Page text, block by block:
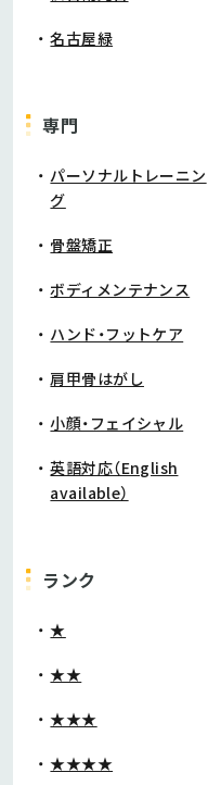
名古屋緑
専門
パーソナルトレーニン
グ
骨盤矯正
ボディメンテナンス
ハンド・フットケア
肩甲骨はがし
小顔・フェイシャル
英語対応（English
available）
ランク
★
★★
★★★
★★★★